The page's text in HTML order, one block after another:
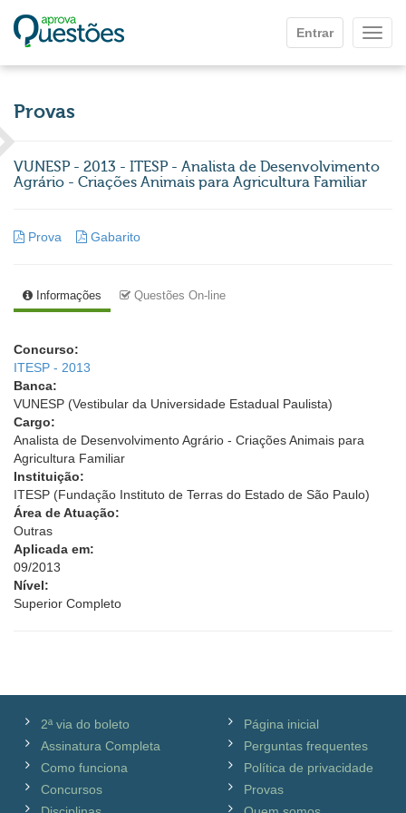
Entrar
Provas
VUNESP - 2013 - ITESP - Analista de Desenvolvimento
Agrário - Criações Animais para Agricultura Familiar
Prova Gabarito
Informações Questões On-line
Concurso:
ITESP - 2013
Banca:
VUNESP (Vestibular da Universidade Estadual Paulista)
Cargo:
Analista de Desenvolvimento Agrário - Criações Animais para
Agricultura Familiar
Instituição:
ITESP (Fundação Instituto de Terras do Estado de São Paulo)
Área de Atuação:
Outras
Aplicada em:
09/2013
Nível:
Superior Completo
2ª via do boleto
Assinatura Completa
Como funciona
Concursos
Página inicial
Perguntas frequentes
Política de privacidade
Provas